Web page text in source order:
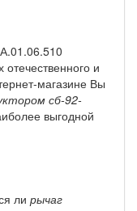
отечественного и
магазине Вы
сб-92-
выгодной
ли рычаг